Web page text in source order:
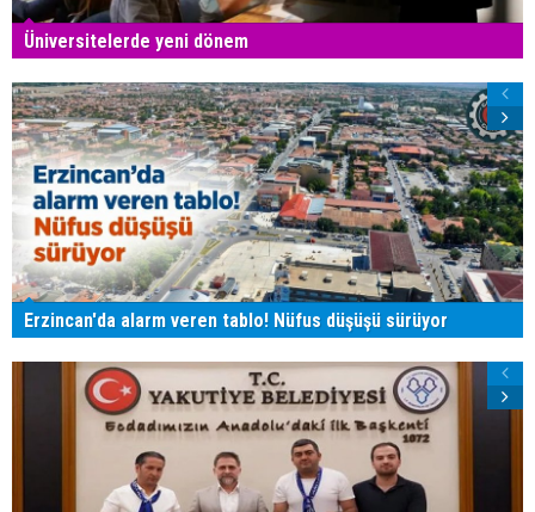
Üniversitelerde yeni dönem
Erzincan'da alarm veren tablo! Nüfus düşüşü sürüyor